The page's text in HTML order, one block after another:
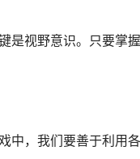
是视野意识。只要掌
，我们要善于利用各